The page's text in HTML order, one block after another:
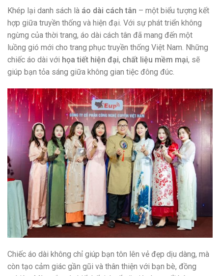
Khép lại danh sách là áo dài cách tân – một biểu tượng kết
hợp giữa truyền thống và hiện đại. Với sự phát triển không
ngừng của thời trang, áo dài cách tân đã mang đến một
luồng gió mới cho trang phục truyền thống Việt Nam. Những
chiếc áo dài với họa tiết hiện đại, chất liệu mềm mại, sẽ
giúp bạn tỏa sáng giữa không gian tiệc đông đúc.
Chiếc áo dài không chỉ giúp bạn tôn lên vẻ đẹp dịu dàng, mà
còn tạo cảm giác gần gũi và thân thiện với bạn bè, đồng